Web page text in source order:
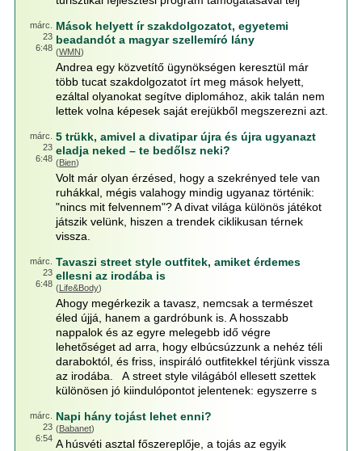
márc.
23
6:48
Mások helyett ír szakdolgozatot, egyetemi
beadandót a magyar szellemíró lány
(WMN)
Andrea egy közvetítő ügynökségen keresztül már
több tucat szakdolgozatot írt meg mások helyett,
ezáltal olyanokat segítve diplomához, akik talán nem
lettek volna képesek saját erejükből megszerezni azt.
márc.
23
6:48
5 trükk, amivel a divatipar újra és újra ugyanazt
eladja neked – te bedőlsz neki?
(Bien)
Volt már olyan érzésed, hogy a szekrényed tele van
ruhákkal, mégis valahogy mindig ugyanaz történik:
"nincs mit felvennem"? A divat világa különös játékot
játszik velünk, hiszen a trendek ciklikusan térnek
vissza.
márc.
23
6:48
Tavaszi street style outfitek, amiket érdemes
ellesni az irodába is
(Life&Body)
Ahogy megérkezik a tavasz, nemcsak a természet
éled újjá, hanem a gardróbunk is. A hosszabb
nappalok és az egyre melegebb idő végre
lehetőséget ad arra, hogy elbúcsúzzunk a nehéz téli
daraboktól, és friss, inspiráló outfitekkel térjünk vissza
az irodába. A street style világából ellesett szettek
különösen jó kiindulópontot jelentenek: egyszerre s
márc.
23
6:54
Napi hány tojást lehet enni?
(Babanet)
A húsvéti asztal főszereplője, a tojás az egyik